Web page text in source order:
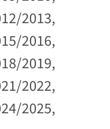
2013,
2016,
2019,
2022,
2025,